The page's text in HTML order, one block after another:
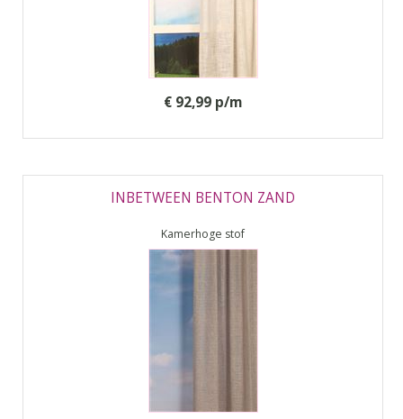
€ 92,99 p/m
INBETWEEN BENTON ZAND
Kamerhoge stof